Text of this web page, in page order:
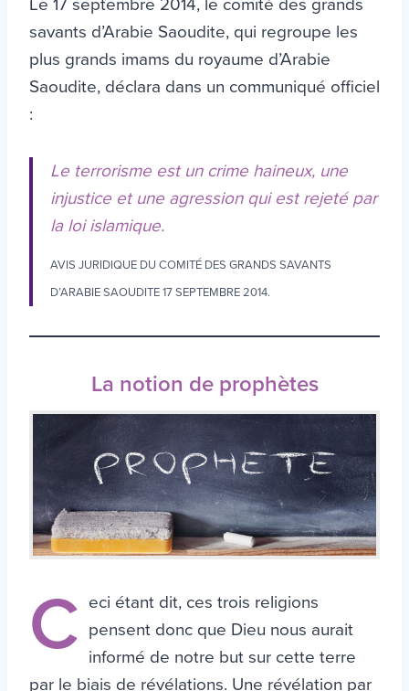
Le 17 septembre 2014, le comité des grands
savants d’Arabie Saoudite, qui regroupe les
plus grands imams du royaume d’Arabie
Saoudite, déclara dans un communiqué officiel
:
Le terrorisme est un crime haineux, une
injustice et une agression qui est rejeté par
la loi islamique.
AVIS JURIDIQUE DU COMITÉ DES GRANDS SAVANTS
D’ARABIE SAOUDITE 17 SEPTEMBRE 2014.
La notion de prophètes
C eci étant dit, ces trois religions
pensent donc que Dieu nous aurait
informé de notre but sur cette terre
par le biais de révélations. Une révélation par